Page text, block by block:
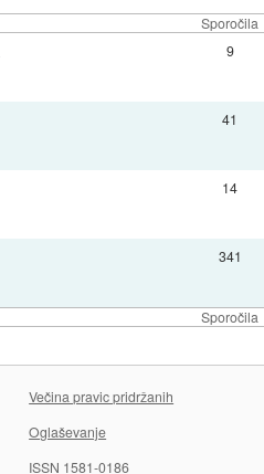
Sporočila
Sporočila
9
41
14
341
Večina pravic pridržanih
Oglaševanje
ISSN 1581-0186